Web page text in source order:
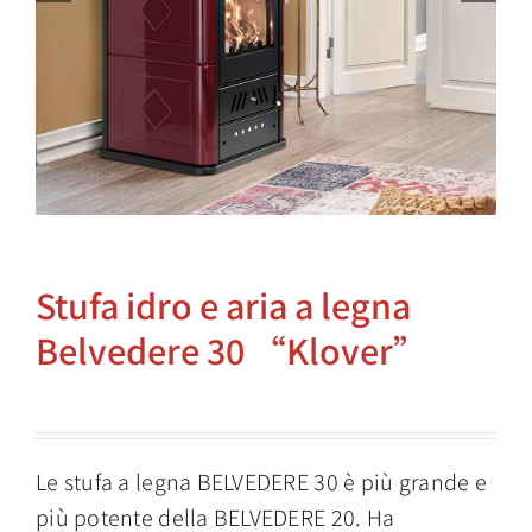
Stufa idro e aria a legna
Belvedere 30 “Klover”
Le stufa a legna BELVEDERE 30 è più grande e
più potente della BELVEDERE 20. Ha